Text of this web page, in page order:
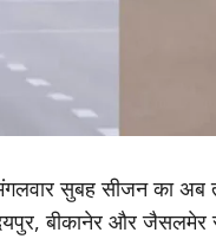
सुबह सीजन का अब
बीकानेर और